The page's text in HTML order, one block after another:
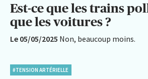
Est-ce que les trains
que les voitures ?
Le 05/05/2025 Non, beaucoup moins.
#TENSION ARTÉRIELLE